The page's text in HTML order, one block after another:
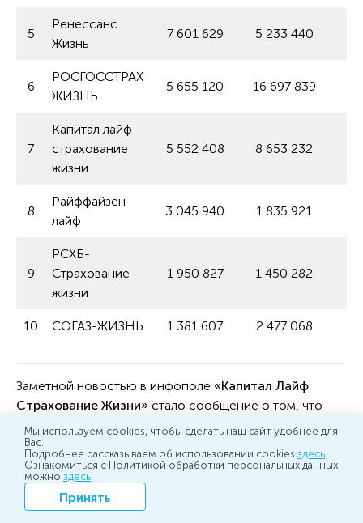
5
Ренессанс
Жизнь
7 601 629 5 233 440
6
РОСГОССТРАХ
ЖИЗНЬ
5 655 120 16 697 839
7
Капитал лайф
страхование
жизни
5 552 408 8 653 232
8
Райффайзен
лайф
3 045 940 1 835 921
9
РСХБ-
Страхование
жизни
1 950 827 1 450 282
10 СОГАЗ-ЖИЗНЬ 1 381 607 2 477 068
Заметной новостью в инфополе «Капитал Лайф
Страхование Жизни» стало сообщение о том, что
компания получила награду премии Investment
Leaders Award за лучшие страховые продукты для
долгосрочных инвестиций на российском рынке.
Кроме того, компания стала лауреатом XIV премии
«Качество обслуживания и права потребителей».
Мы используем cookies, чтобы сделать наш сайт удобнее для
Вас.
Подробнее рассказываем об использовании cookies здесь.
Ознакомиться с Политикой обработки персональных данных
можно здесь.
Принять